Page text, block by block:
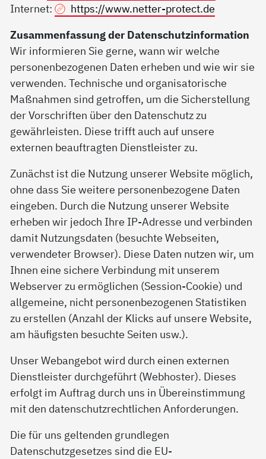
Internet:
https://www.netter-protect.de
Zusammenfassung der Datenschutzinformation
Wir informieren Sie gerne, wann wir welche
personenbezogenen Daten erheben und wie wir sie
verwenden. Technische und organisatorische
Maßnahmen sind getroffen, um die Sicherstellung
der Vorschriften über den Datenschutz zu
gewährleisten. Diese trifft auch auf unsere
externen beauftragten Dienstleister zu.
Zunächst ist die Nutzung unserer Website möglich,
ohne dass Sie weitere personenbezogene Daten
eingeben. Durch die Nutzung unserer Website
erheben wir jedoch Ihre IP-Adresse und verbinden
damit Nutzungsdaten (besuchte Webseiten,
verwendeter Browser). Diese Daten nutzen wir, um
Ihnen eine sichere Verbindung mit unserem
Webserver zu ermöglichen (Session-Cookie) und
allgemeine, nicht personenbezogenen Statistiken
zu erstellen (Anzahl der Klicks auf unsere Website,
am häufigsten besuchte Seiten usw.).
Unser Webangebot wird durch einen externen
Dienstleister durchgeführt (Webhoster). Dieses
erfolgt im Auftrag durch uns in Übereinstimmung
mit den datenschutzrechtlichen Anforderungen.
Die für uns geltenden grundlegen
Datenschutzgesetzes sind die EU-